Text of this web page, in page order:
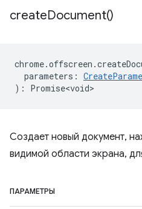
createDocument()
chrome.offscreen .
parameters :
) : Promise<void>
Создает новый документ,
видимой области экрана,
ПАРАМЕТРЫ